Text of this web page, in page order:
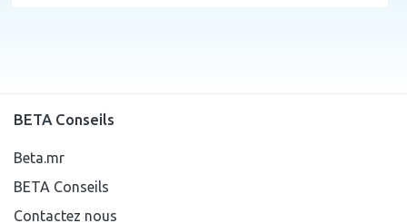
BETA Conseils
Beta.mr
BETA Conseils
Contactez nous